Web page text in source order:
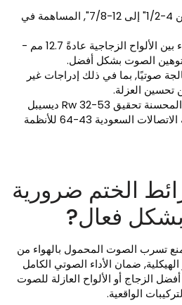
تتراوح سماكة الإطار من 4-1/2" إلى 12-7/8", المساهمة في
يبلغ عرض تجويف الهواء بين الألواح الزجاجية عادةً 12.7 مم -
صوتيًا, بما في ذلك إدراجات غير
العزلة.
يمكن لملفات التعريف المحسنة تحقيق Rw 32-53 ديسيبل
للنوافذ السكنية وشركة الاتصالات السعودية 43-64 للأنظمة
الختم ضرورية
فعال?
تسرب الصوت المحمول بالهواء من
ضمان الأداء الصوتي الكامل
الزجاج أو الألواح العازلة للصوت
الواقعية.